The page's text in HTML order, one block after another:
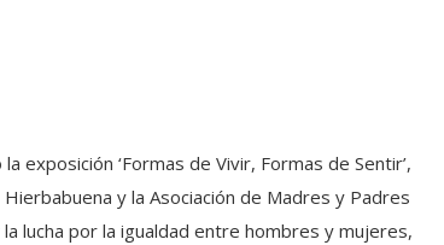
exposición ‘Formas de Vivir, Formas de Sentir’,
y la Asociación de Madres y Padres
lucha por la igualdad entre hombres y mujeres,